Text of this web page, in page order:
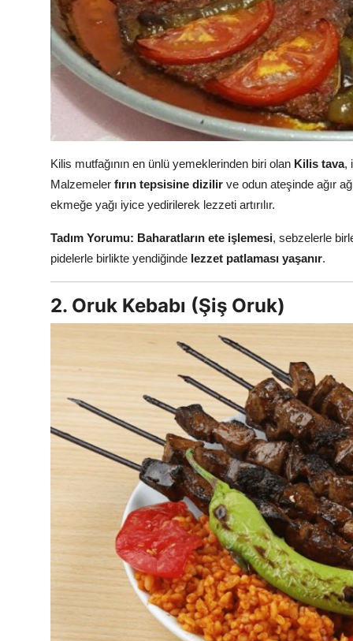
Kilis mutfağının en ünlü yemeklerinden biri olan Kilis tava,
Malzemeler fırın tepsisine dizilir ve odun ateşinde ağır
ekmeğe yağı iyice yedirilerek lezzeti artırılır.
Tadım Yorumu: Baharatların ete işlemesi, sebzelerle
pidelerle birlikte yendiğinde lezzet patlaması yaşanır.
2. Oruk Kebabı (Şiş Oruk)